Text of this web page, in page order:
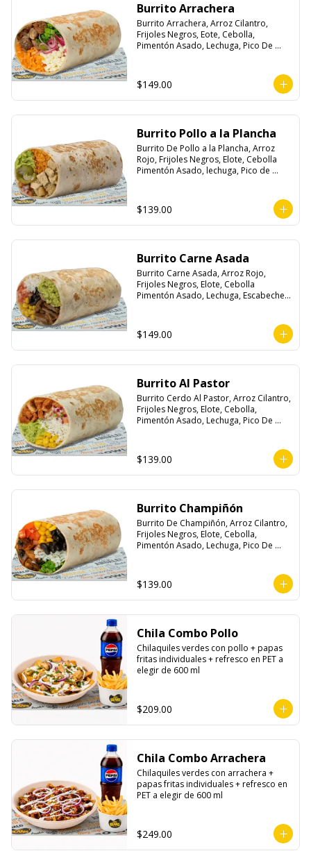
Burrito Arrachera
Burrito Arrachera, Arroz Cilantro,
Frijoles Negros, Eote, Cebolla,
Pimentón Asado, Lechuga, Pico De
$149.00
Burrito Pollo a la Plancha
Burrito De Pollo a la Plancha, Arroz
Rojo, Frijoles Negros, Elote, Cebolla
Pimentón Asado, lechuga, Pico de
$139.00
Burrito Carne Asada
Burrito Carne Asada, Arroz Rojo,
Frijoles Negros, Elote, Cebolla
Pimentón Asado, Lechuga, Escabeche
$149.00
Burrito Al Pastor
Burrito Cerdo Al Pastor, Arroz Cilantro,
Frijoles Negros, Elote, Cebolla,
Pimentón Asado, Lechuga, Pico De
$139.00
Burrito Champiñón
Burrito De Champiñón, Arroz Cilantro,
Frijoles Negros, Elote, Cebolla,
Pimentón Asado, Lechuga, Pico De
$139.00
Chila Combo Pollo
Chilaquiles verdes con pollo + papas
fritas individuales + refresco en PET a
elegir de 600 ml
$209.00
Chila Combo Arrachera
Chilaquiles verdes con arrachera +
papas fritas individuales + refresco en
PET a elegir de 600 ml
$249.00